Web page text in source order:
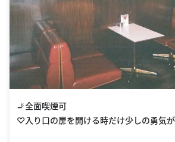
🚬全面喫煙可
♡入り口の扉を開ける時だけ少しの勇気